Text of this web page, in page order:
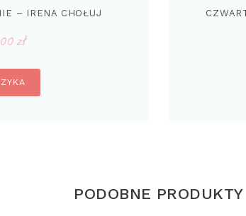
– IRENA CHOŁUJ
zł.
złAktualna
wynosi:
29.00 zł.
PODOBNE PRODUKTY